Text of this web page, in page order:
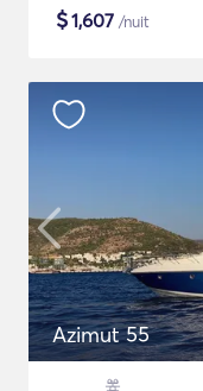
$1,607 /nuit
Azimut 55